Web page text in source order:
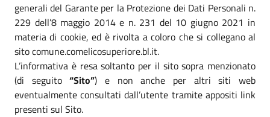
generali del Garante per la Protezione dei Dati Personali n.
229 dell’8 maggio 2014 e n. 231 del 10 giugno 2021 in
materia di cookie, ed è rivolta a coloro che si collegano al
sito comune.comelicosuperiore.bl.it.
L’informativa è resa soltanto per il sito sopra menzionato
(di seguito“Sito”) e non anche per altri siti web
eventualmente consultati dall’utente tramite appositi link
presenti sul Sito.